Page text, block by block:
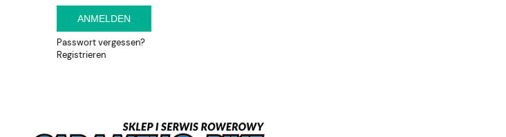
ANMELDEN
Passwort vergessen?
Registrieren